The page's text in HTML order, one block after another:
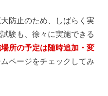
防止のため、しばらく実
験も、徐々に実施できる
所の予定は随時追加・変
ページをチェックしてみ